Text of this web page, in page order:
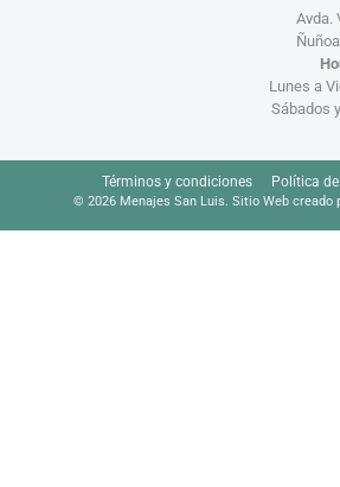
Avda.
Lunes a
Sábados
Términos y condiciones Política
© 2026 Menajes San Luis. Sitio Web creado